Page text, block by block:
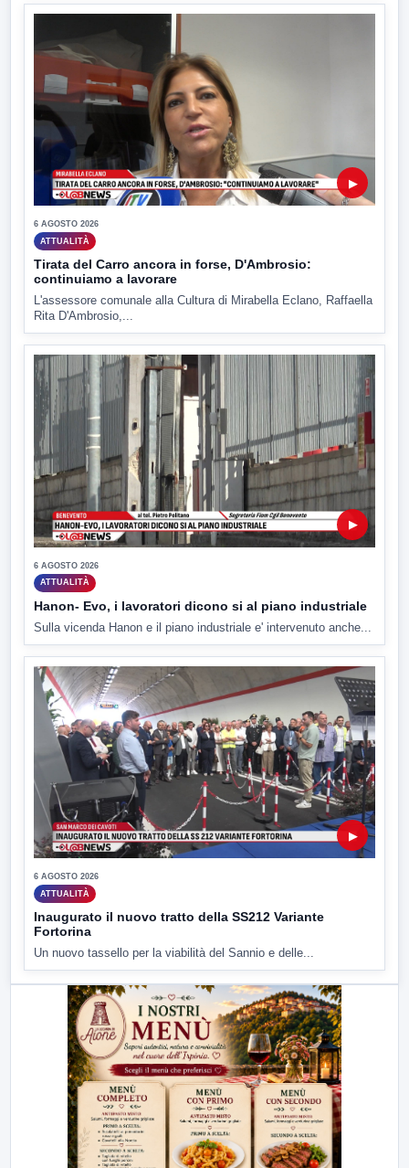
▶
6 AGOSTO 2026
ATTUALITÀ
Tirata del Carro ancora in forse, D'Ambrosio:
continuiamo a lavorare
L'assessore comunale alla Cultura di Mirabella Eclano, Raffaella
Rita D'Ambrosio,...
▶
6 AGOSTO 2026
ATTUALITÀ
Hanon- Evo, i lavoratori dicono si al piano industriale
Sulla vicenda Hanon e il piano industriale e' intervenuto anche...
▶
6 AGOSTO 2026
ATTUALITÀ
Inaugurato il nuovo tratto della SS212 Variante
Fortorina
Un nuovo tassello per la viabilità del Sannio e delle...